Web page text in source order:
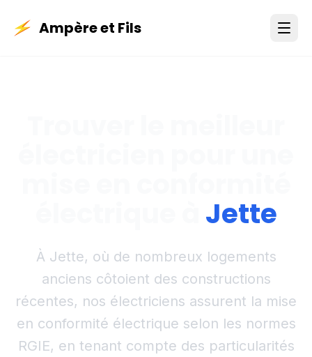
Ampère et Fils
Jette
À Jette, où de nombreux logements
anciens côtoient des constructions
récentes, nos électriciens assurent la mise
en conformité électrique selon les normes
RGIE, en tenant compte des particularités